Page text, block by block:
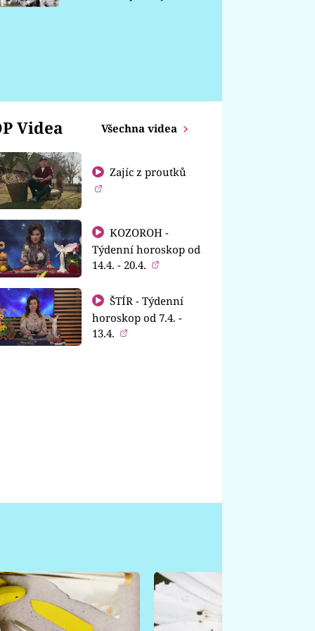
Videa Všechna videa
Zajíc z proutků
KOZOROH -
Týdenní horoskop od
14.4. - 20.4.
ŠTÍR - Týdenní
horoskop od 7.4. -
13.4.